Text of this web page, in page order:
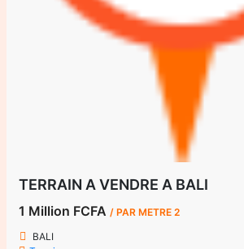
TERRAIN A VENDRE A BALI
1 Million FCFA/ PAR METRE 2
BALI